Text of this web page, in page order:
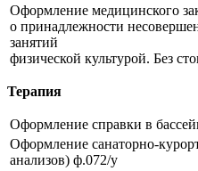
Оформление медицинского
о принадлежности
занятий
физической культурой. Без
Терапия
Оформление справки в
Оформление санаторно-
анализов) ф.072/у